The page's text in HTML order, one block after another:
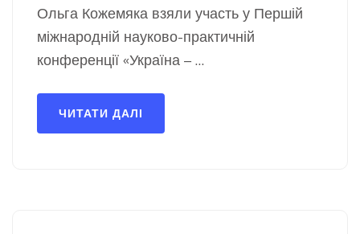
Ольга Кожемяка взяли участь у Першій
міжнародній науково-практичній
конференції «Україна – …
ЧИТАТИ ДАЛІ